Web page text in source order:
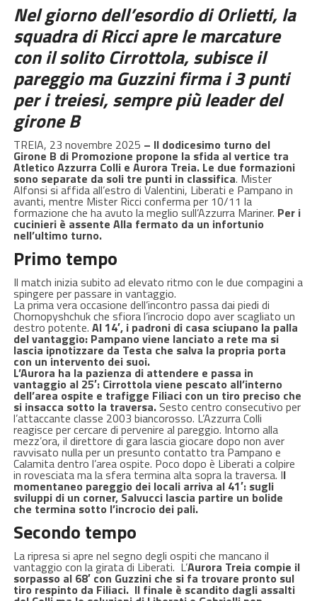
Nel giorno dell’esordio di Orlietti, la
squadra di Ricci apre le marcature
con il solito Cirrottola, subisce il
pareggio ma Guzzini firma i 3 punti
per i treiesi, sempre più leader del
girone B
TREIA, 23 novembre 2025 – Il dodicesimo turno del
Girone B di Promozione propone la sfida al vertice tra
Atletico Azzurra Colli e Aurora Treia. Le due formazioni
sono separate da soli tre punti in classifica. Mister
Alfonsi si affida all’estro di Valentini, Liberati e Pampano in
avanti, mentre Mister Ricci conferma per 10/11 la
formazione che ha avuto la meglio sull’Azzurra Mariner. Per i
cucinieri è assente Alla fermato da un infortunio
nell’ultimo turno.
Primo tempo
Il match inizia subito ad elevato ritmo con le due compagini a
spingere per passare in vantaggio.
La prima vera occasione dell’incontro passa dai piedi di
Chornopyshchuk che sfiora l’incrocio dopo aver scagliato un
destro potente. Al 14′, i padroni di casa sciupano la palla
del vantaggio: Pampano viene lanciato a rete ma si
lascia ipnotizzare da Testa che salva la propria porta
con un intervento dei suoi.
L’Aurora ha la pazienza di attendere e passa in
vantaggio al 25′: Cirrottola viene pescato all’interno
dell’area ospite e trafigge Filiaci con un tiro preciso che
si insacca sotto la traversa.Sesto centro consecutivo per
l’attaccante classe 2003 biancorosso. L’Azzurra Colli
reagisce per cercare di pervenire al pareggio. Intorno alla
mezz’ora, il direttore di gara lascia giocare dopo non aver
ravvisato nulla per un presunto contatto tra Pampano e
Calamita dentro l’area ospite. Poco dopo è Liberati a colpire
in rovesciata ma la sfera termina alta sopra la traversa. Il
momentaneo pareggio dei locali arriva al 41′: sugli
sviluppi di un corner, Salvucci lascia partire un bolide
che termina sotto l’incrocio dei pali.
Secondo tempo
La ripresa si apre nel segno degli ospiti che mancano il
vantaggio con la girata di Liberati. L’Aurora Treia compie il
sorpasso al 68′ con Guzzini che si fa trovare pronto sul
tiro respinto da Filiaci. Il finale è scandito dagli assalti